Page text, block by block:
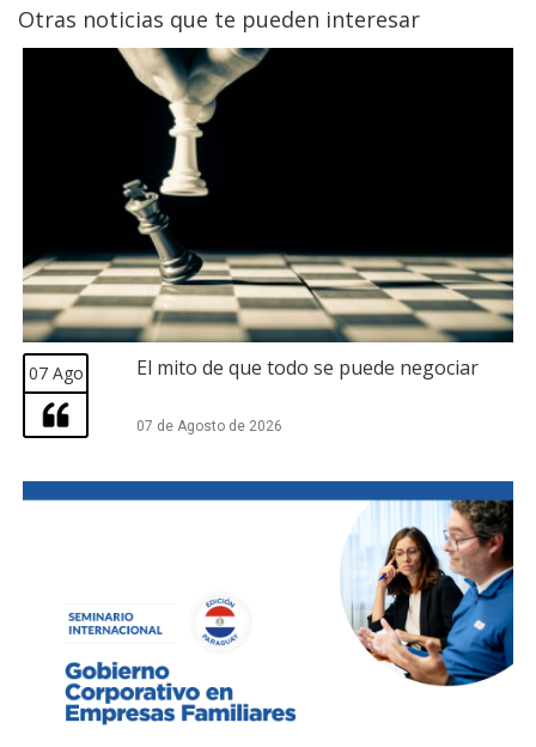
Otras noticias que te pueden interesar
07 Ago El mito de que todo se puede negociar
07 de Agosto de 2026